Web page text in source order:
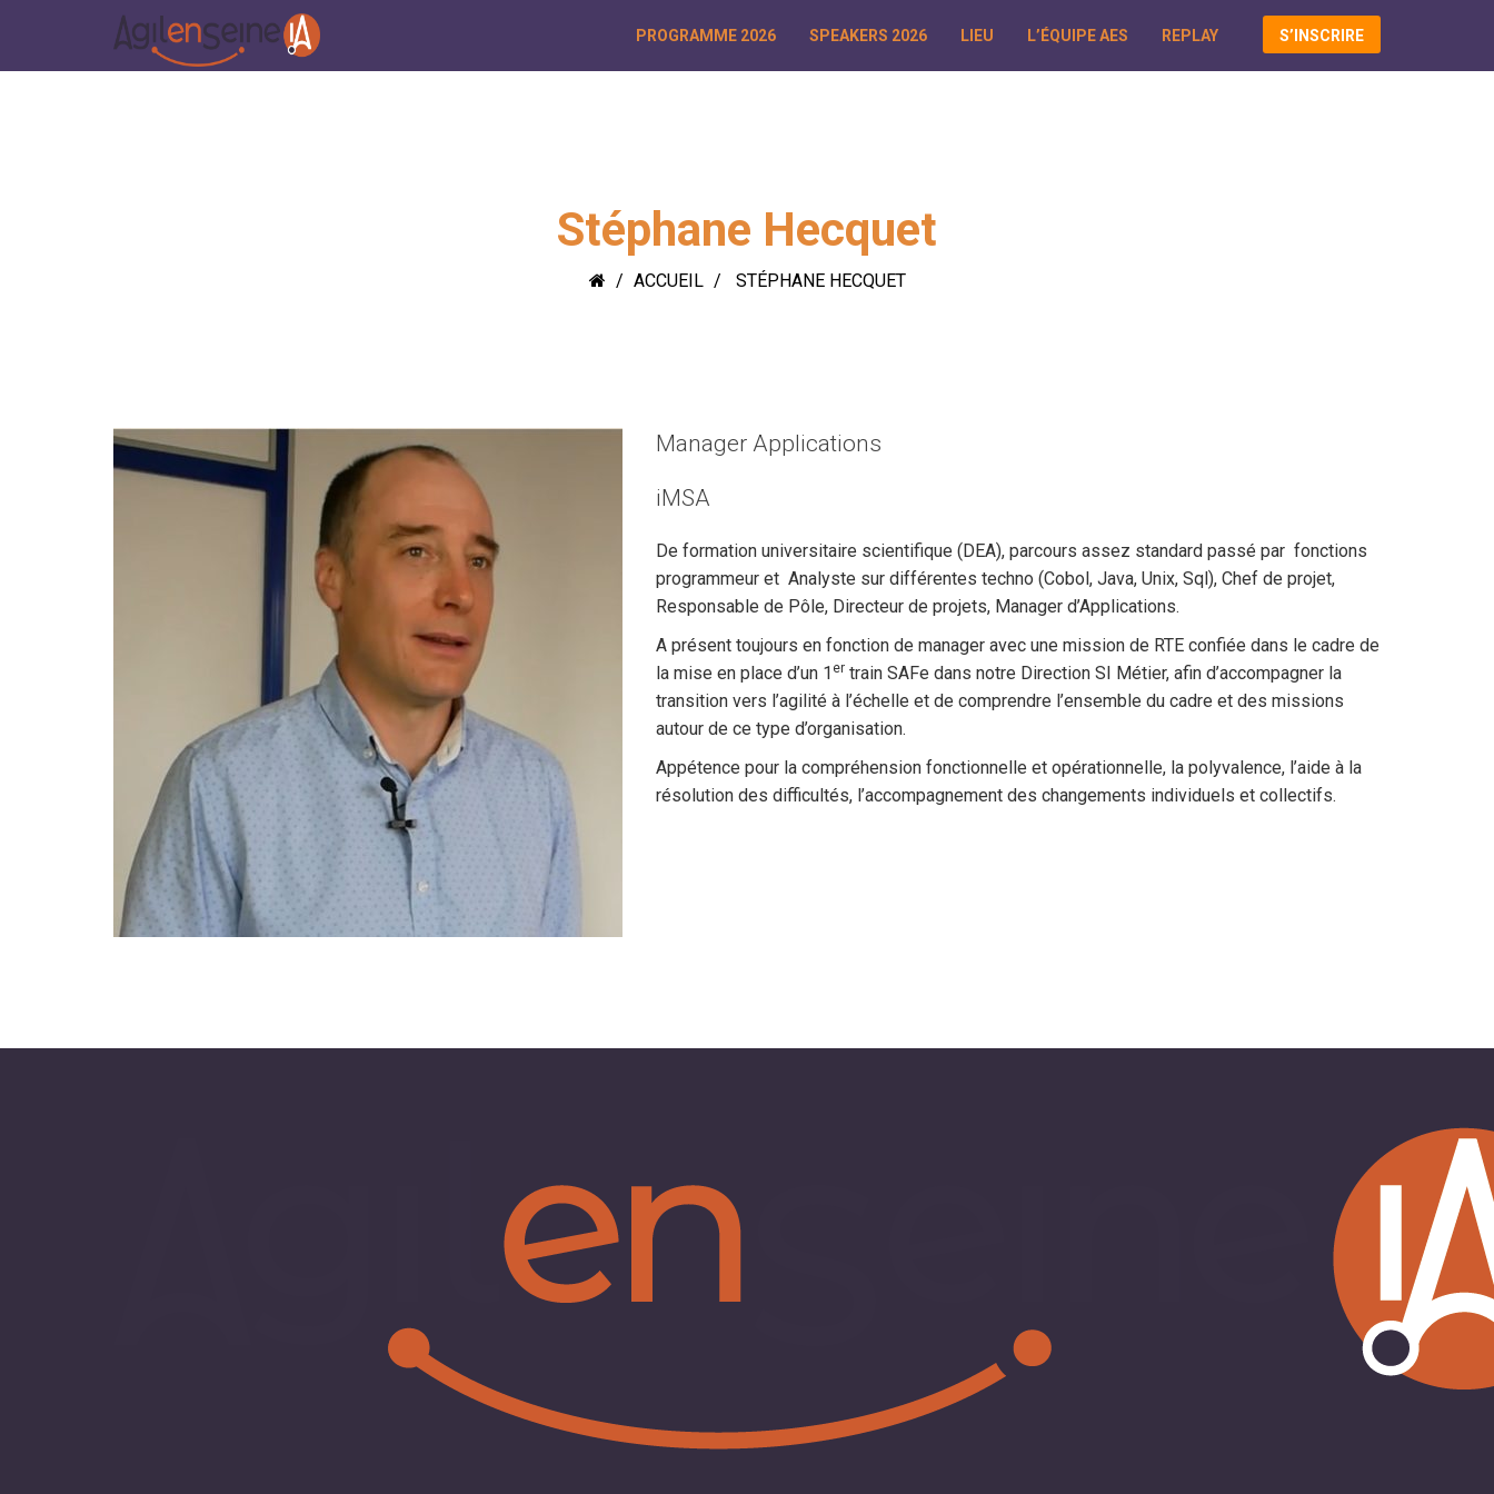
PROGRAMME 2026 SPEAKERS 2026 LIEU L’ÉQUIPE AES REPLAY S’INSCRIRE
Stéphane Hecquet
ACCUEIL STÉPHANE HECQUET
Manager Applications
iMSA
De formation universitaire scientifique (DEA), parcours assez standard passé par fonctions
programmeur et Analyste sur différentes techno (Cobol, Java, Unix, Sql), Chef de projet,
Responsable de Pôle, Directeur de projets, Manager d’Applications.
A présent toujours en fonction de manager avec une mission de RTE confiée dans le cadre de
la mise en place d’un 1 ertrain SAFe dans notre Direction SI Métier, afin d’accompagner la
transition vers l’agilité à l’échelle et de comprendre l’ensemble du cadre et des missions
autour de ce type d’organisation.
Appétence pour la compréhension fonctionnelle et opérationnelle, la polyvalence, l’aide à la
résolution des difficultés, l’accompagnement des changements individuels et collectifs.